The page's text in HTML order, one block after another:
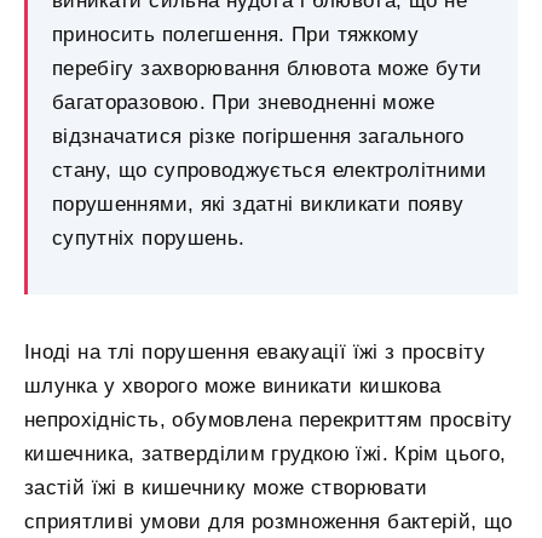
приносить полегшення. При тяжкому
перебігу захворювання блювота може бути
багаторазовою. При зневодненні може
відзначатися різке погіршення загального
стану, що супроводжується електролітними
порушеннями, які здатні викликати появу
супутніх порушень.
Іноді на тлі порушення евакуації їжі з просвіту
шлунка у хворого може виникати кишкова
непрохідність, обумовлена ​​перекриттям просвіту
кишечника, затверділим грудкою їжі. Крім цього,
застій їжі в кишечнику може створювати
сприятливі умови для розмноження бактерій, що